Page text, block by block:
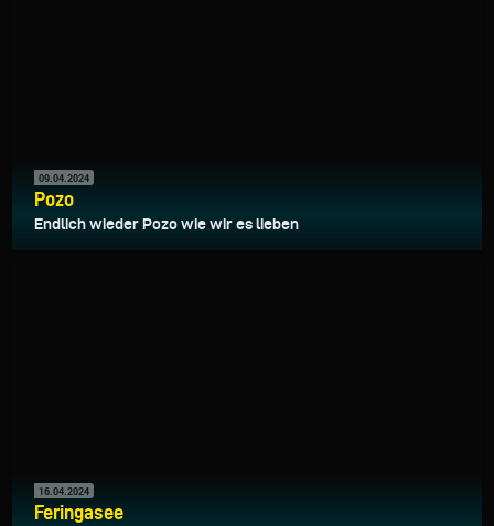
09.04.2024
Pozo
Endlich wieder Pozo wie wir es lieben
16.04.2024
Feringasee